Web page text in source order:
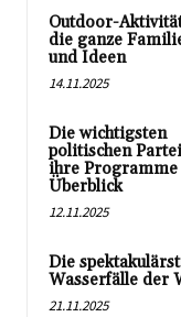
Outdoor-
die ganze
und Ideen
14.11.2025
Die wichtigsten
politischen
ihre
Überblick
12.11.2025
Die
Wasserfälle der
21.11.2025